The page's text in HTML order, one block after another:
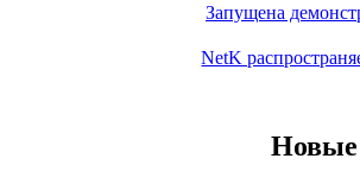
Запущена
NetK
Новые